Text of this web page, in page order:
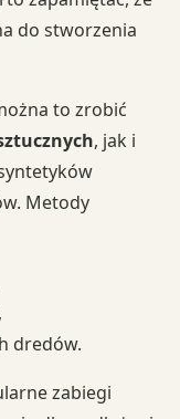
do stworzenia
to zrobić
, jak i
Metody
dredów.
zabiegi